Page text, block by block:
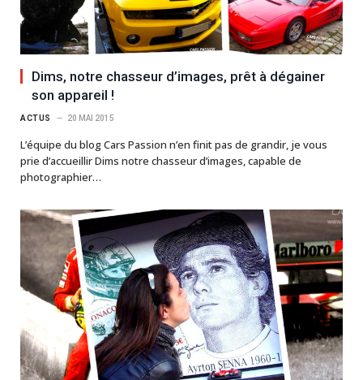
Dims, notre chasseur d’images, prêt à dégainer
son appareil !
ACTUS 20 MAI 2015
L’équipe du blog Cars Passion n’en finit pas de grandir, je vous
prie d’accueillir Dims notre chasseur d’images, capable de
photographier…